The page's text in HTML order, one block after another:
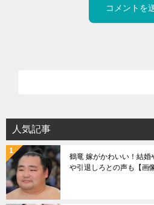
人気記事
鶴竜 嫁がかわいい！結婚
や引退しろとの声も【画像